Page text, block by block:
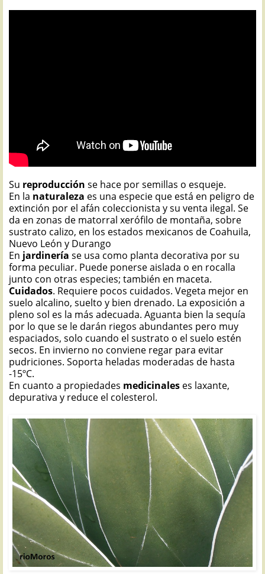
Su reproducción se hace por semillas o esqueje.
En la naturaleza es una especie que está en peligro de
extinción por el afán coleccionista y su venta ilegal. Se
da en zonas de matorral xerófilo de montaña, sobre
sustrato calizo, en los estados mexicanos de Coahuila,
Nuevo León y Durango
En jardinería se usa como planta decorativa por su
forma peculiar. Puede ponerse aislada o en rocalla
junto con otras especies; también en maceta.
Cuidados. Requiere pocos cuidados. Vegeta mejor en
suelo alcalino, suelto y bien drenado. La exposición a
pleno sol es la más adecuada. Aguanta bien la sequía
por lo que se le darán riegos abundantes pero muy
espaciados, solo cuando el sustrato o el suelo estén
secos. En invierno no conviene regar para evitar
pudriciones. Soporta heladas moderadas de hasta
-15ºC.
En cuanto a propiedades medicinales es laxante,
depurativa y reduce el colesterol.